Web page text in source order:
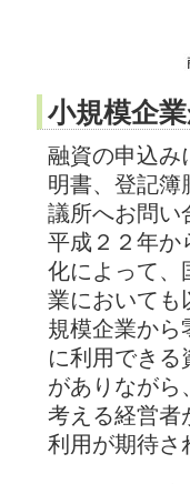
小規模企
融資の申込み
明書、登記簿
議所へお問い
平成２２年か
化によって、
業においても
規模企業から
に利用できる
がありながら
考える経営者
利用が期待さ